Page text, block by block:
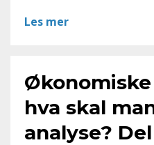
Les mer
hva skal
analyse? Del